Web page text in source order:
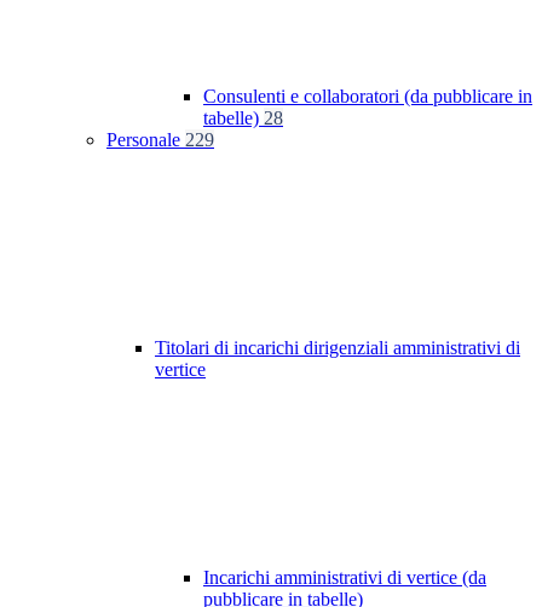
Consulenti e collaboratori (da pubblicare in
tabelle) 28
Personale 229
Titolari di incarichi dirigenziali amministrativi di
vertice
Incarichi amministrativi di vertice (da
pubblicare in tabelle)